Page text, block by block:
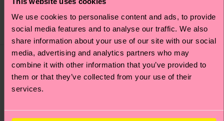
We use cookies to personalise content and ads, to provide
social media features and to analyse our traffic. We also
share information about your use of our site with our social
media, advertising and analytics partners who may
combine it with other information that you’ve provided to
them or that they’ve collected from your use of their
services.
AUF LAGER AUF LAGER
Neuheit Neuheit